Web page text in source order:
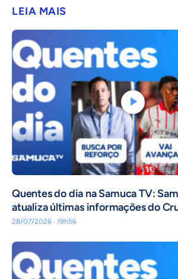
LEIA MAIS
Quentes do dia na Samuca TV:
atualiza últimas informações do
28/07/2026 · 19h56